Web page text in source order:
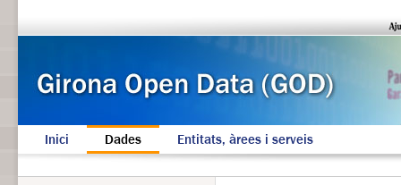
Inici Dades Entitats, àrees i serveis